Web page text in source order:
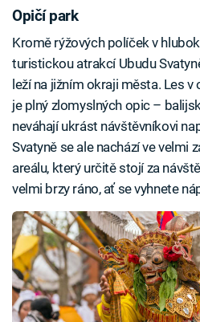
Opičí park
Kromě rýžových políček v
turistickou atrakcí Ubudu
leží na jižním okraji města. Les
je plný zlomyslných opic –
neváhají ukrást návštěvníkovi
Svatyně se ale nachází ve velmi
areálu, který určitě stojí za
velmi brzy ráno, ať se vyhnete